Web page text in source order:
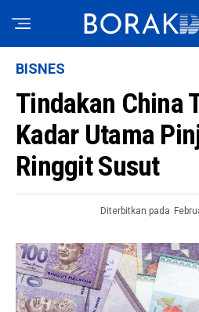
BISNES
Tindakan China
Kadar Utama
Ringgit Susut
Diterbitkan pada